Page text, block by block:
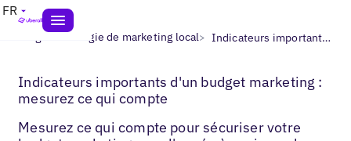
FR
Blogs> Stratégie de marketing local> Indicateurs importants d'un budget marketing
Indicateurs importants d'un budget marketing :
mesurez ce qui compte
Mesurez ce qui compte pour sécuriser votre